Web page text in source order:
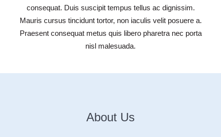
consequat. Duis suscipit tempus tellus ac dignissim.
Mauris cursus tincidunt tortor, non iaculis velit posuere a.
Praesent consequat metus quis libero pharetra nec porta
nisl malesuada.
About Us